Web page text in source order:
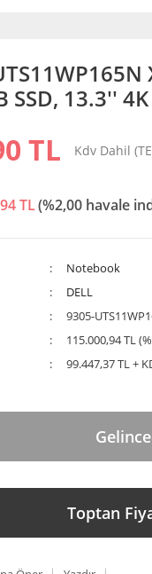
SSD, 13.3''
TL Kdv Dahil
TL(%2,00 havale
Notebook
DELL
9305-
115.000,94 TL
99.447,37 TL +
Toptan